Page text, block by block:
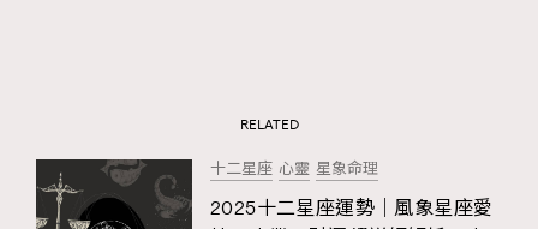
RELATED
十二星座 心靈 星象命理
2025十二星座運勢｜風象星座愛